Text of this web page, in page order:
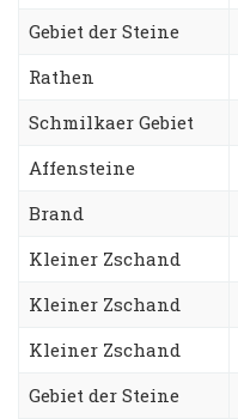
Gebiet der Steine
Rathen
Schmilkaer Gebiet
Affensteine
Brand
Kleiner Zschand
Kleiner Zschand
Kleiner Zschand
Gebiet der Steine